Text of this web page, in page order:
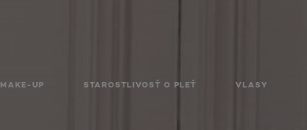
MAKE-UP STAROSTLIVOSŤ O PLEŤ VLASY